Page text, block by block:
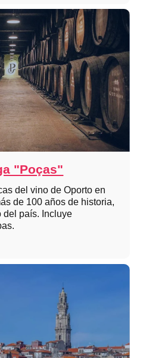
"Poças"
del vino de Oporto en
de 100 años de historia,
del país. Incluye